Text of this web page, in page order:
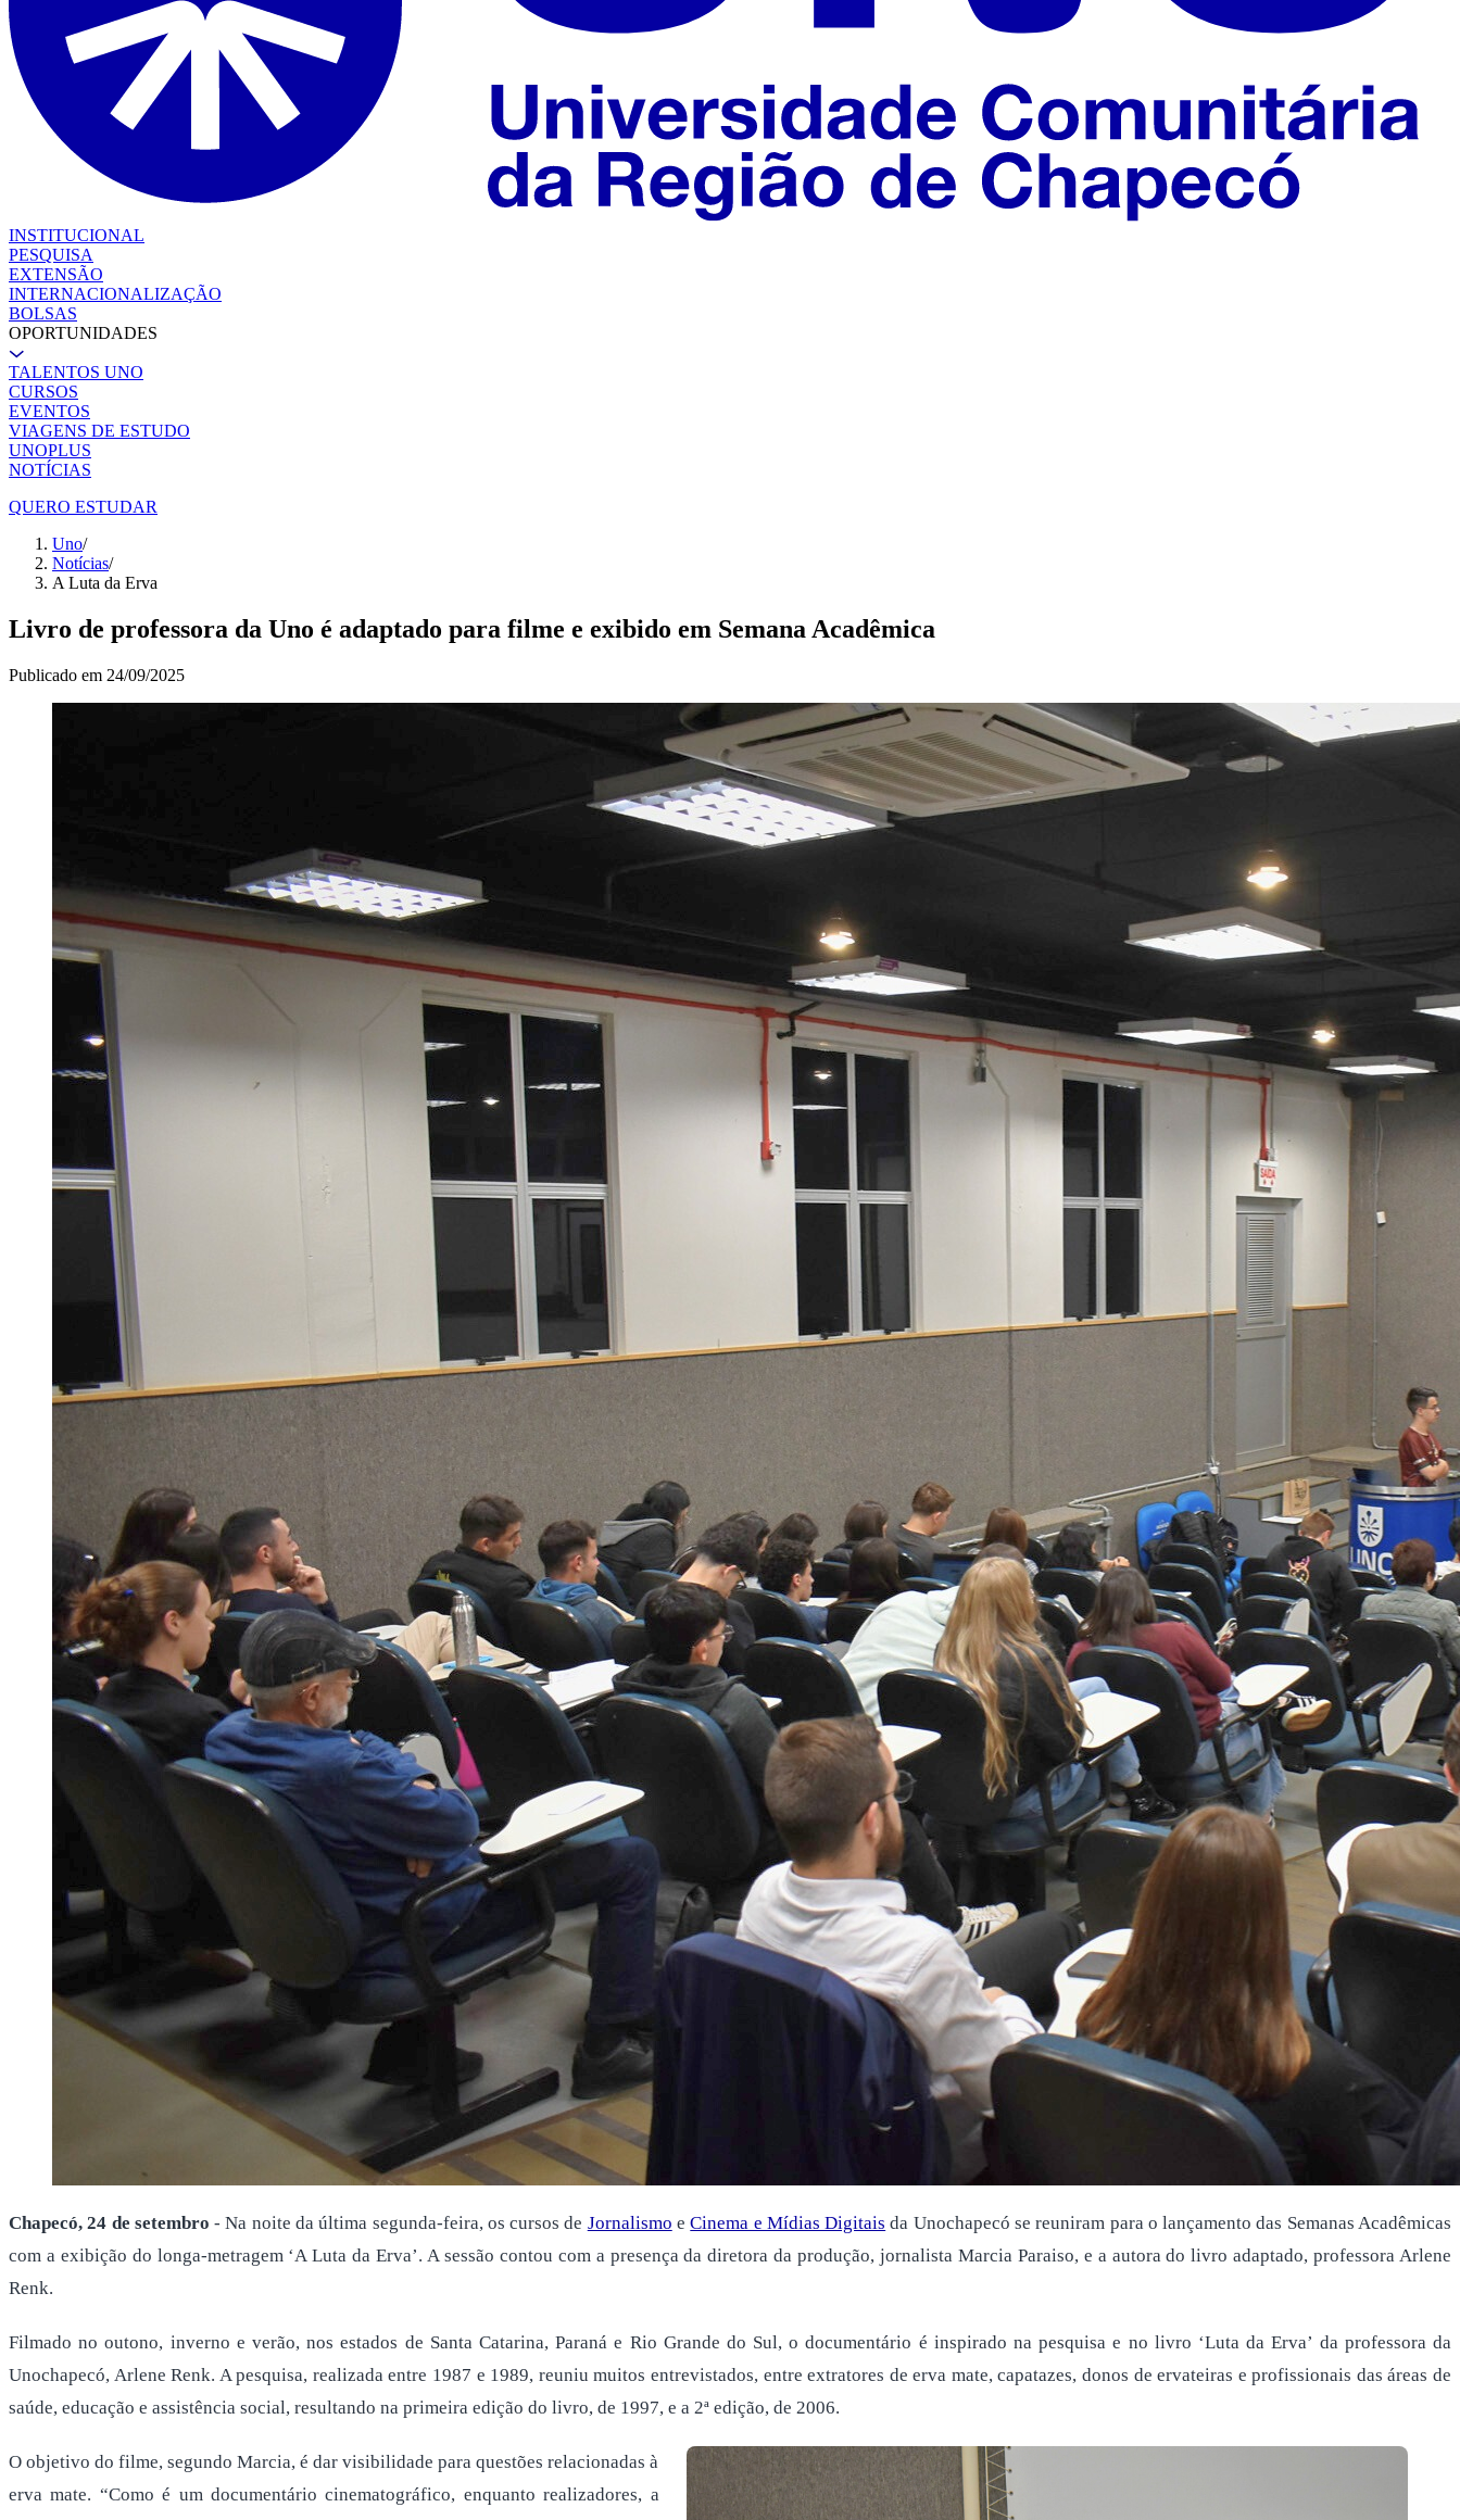
INSTITUCIONAL
PESQUISA
EXTENSÃO
INTERNACIONALIZAÇÃO
BOLSAS
OPORTUNIDADES
TALENTOS UNO
CURSOS
EVENTOS
VIAGENS DE ESTUDO
UNOPLUS
NOTÍCIAS
QUERO ESTUDAR
Uno/
Notícias/
A Luta da Erva
Livro de professora da Uno é adaptado para filme e exibido em Semana Acadêmica
Publicado em 24/09/2025
Chapecó, 24 de setembro- Na noite da última segunda-feira, os cursos de Jornalismo eCinema e Mídias Digitais da Unochapecó se reuniram para o lançamento das Semanas Acadêmicas
com a exibição do longa-metragem ‘A Luta da Erva’. A sessão contou com a presença da diretora da produção, jornalista Marcia Paraiso, e a autora do livro adaptado, professora Arlene
Renk.
Filmado no outono, inverno e verão, nos estados de Santa Catarina, Paraná e Rio Grande do Sul, o documentário é inspirado na pesquisa e no livro ‘Luta da Erva’ da professora da
Unochapecó, Arlene Renk. A pesquisa, realizada entre 1987 e 1989, reuniu muitos entrevistados, entre extratores de erva mate, capatazes, donos de ervateiras e profissionais das áreas de
saúde, educação e assistência social, resultando na primeira edição do livro, de 1997, e a 2ª edição, de 2006.
O objetivo do filme, segundo Marcia, é dar visibilidade para questões relacionadas à
erva mate. “Como é um documentário cinematográfico, enquanto realizadores, a